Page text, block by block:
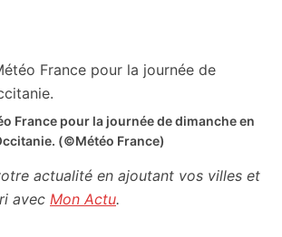
France pour la journée de dimanche en
(©Météo France)
actualité en ajoutant vos villes et
avec Mon Actu.